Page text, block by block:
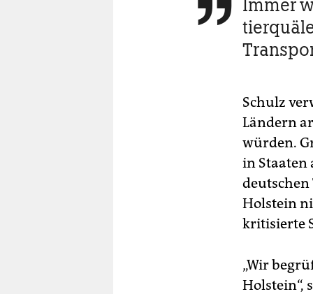
 Immer
Schulz
Ländern
würden.
in Staaten
deutschen
Holstein
kritisierte
„Wir
Holstein“,